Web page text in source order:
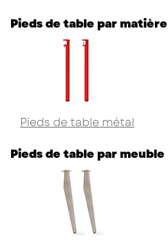
Pieds de table par matière
Pieds de table métal
Pieds de table par meuble